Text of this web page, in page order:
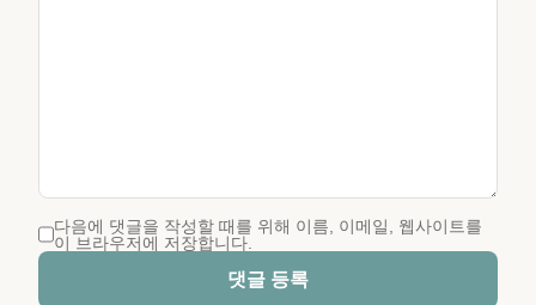
다음에 댓글을 작성할 때를 위해 이름, 이메일, 웹사이트를
이 브라우저에 저장합니다.
댓글 등록